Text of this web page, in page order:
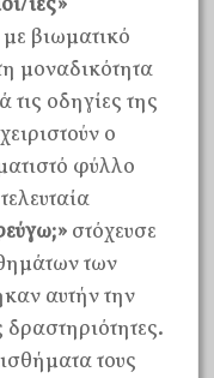
βιωματικό
μοναδικότητα
οδηγίες της
ο
φύλλο
στόχευσε
των
αυτήν την
τους